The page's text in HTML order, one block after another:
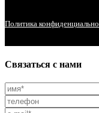
Политика
Связаться с нами